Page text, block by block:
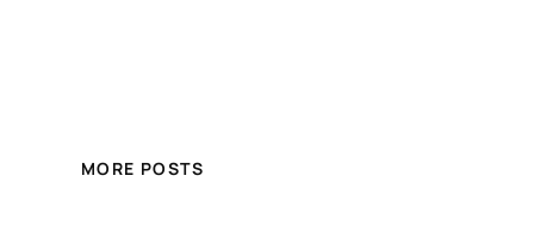
MORE POSTS